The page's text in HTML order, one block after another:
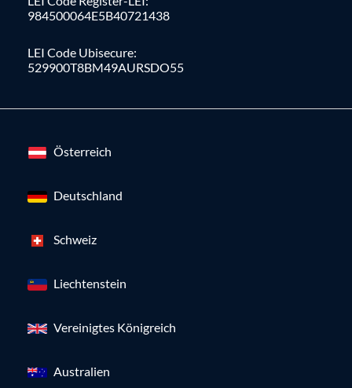
984500064E5B40721438
LEI Code Ubisecure:
529900T8BM49AURSDO55
Österreich
Deutschland
Schweiz
Liechtenstein
Vereinigtes Königreich
Australien